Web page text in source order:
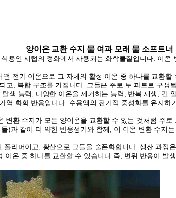
양이온 교환 수지 물 여과 모래 물 소프트너
용인 시럽의 정화에서 사용되는 화학물질입니다. 이
전기 이온으로 그 자체의 활성 이온 중 하나를 교환
고, 복합 구조를 가집니다. 그들은 주로 두 파트로 구
색 능력, 다양한 이온을 제거하는 능력, 반복 재생, 긴
역 화학 반응입니다. 수용액의 전기적 중성화를 유지
환 수지가 모든 양이온을 교환할 수 있는 것처럼 주로
)과 같이 더 약한 반응성기와 함께, 이 이온 변환 수지
리머이고, 황산으로 그들을 술폰화합니다. 생산 과
온 중 하나를 교환할 수 있습니다 즉, 변위 반응이